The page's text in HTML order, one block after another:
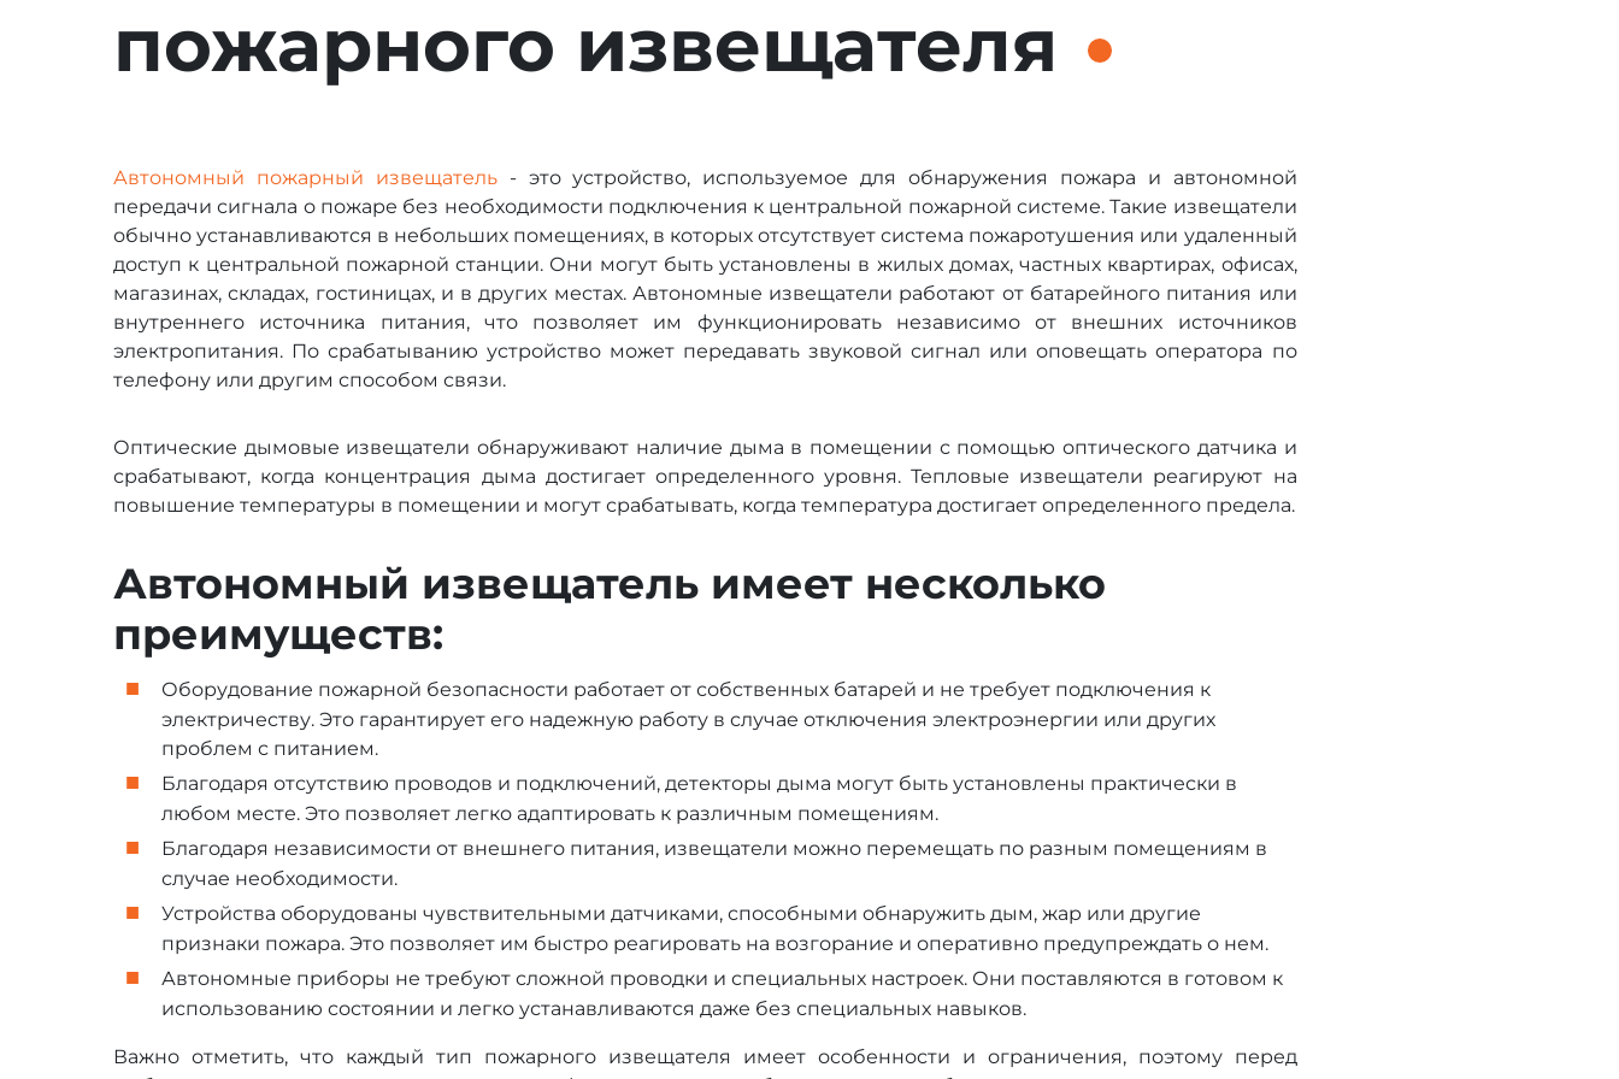
пожарного извещателя
Автономный пожарный извещатель- это устройство, используемое для обнаружения пожара и автономной
передачи сигнала о пожаре без необходимости подключения к центральной пожарной системе. Такие извещатели
обычно устанавливаются в небольших помещениях, в которых отсутствует система пожаротушения или удаленный
доступ к центральной пожарной станции. Они могут быть установлены в жилых домах, частных квартирах, офисах,
магазинах, складах, гостиницах, и в других местах. Автономные извещатели работают от батарейного питания или
внутреннего источника питания, что позволяет им функционировать независимо от внешних источников
электропитания. По срабатыванию устройство может передавать звуковой сигнал или оповещать оператора по
телефону или другим способом связи.
Оптические дымовые извещатели обнаруживают наличие дыма в помещении с помощью оптического датчика и
срабатывают, когда концентрация дыма достигает определенного уровня. Тепловые извещатели реагируют на
повышение температуры в помещении и могут срабатывать, когда температура достигает определенного предела.
Автономный извещатель имеет несколько
преимуществ:
Оборудование пожарной безопасности работает от собственных батарей и не требует подключения к
электричеству. Это гарантирует его надежную работу в случае отключения электроэнергии или других
проблем с питанием.
Благодаря отсутствию проводов и подключений, детекторы дыма могут быть установлены практически в
любом месте. Это позволяет легко адаптировать к различным помещениям.
Благодаря независимости от внешнего питания, извещатели можно перемещать по разным помещениям в
случае необходимости.
Устройства оборудованы чувствительными датчиками, способными обнаружить дым, жар или другие
признаки пожара. Это позволяет им быстро реагировать на возгорание и оперативно предупреждать о нем.
Автономные приборы не требуют сложной проводки и специальных настроек. Они поставляются в готовом к
использованию состоянии и легко устанавливаются даже без специальных навыков.
Важно отметить, что каждый тип пожарного извещателя имеет особенности и ограничения, поэтому перед